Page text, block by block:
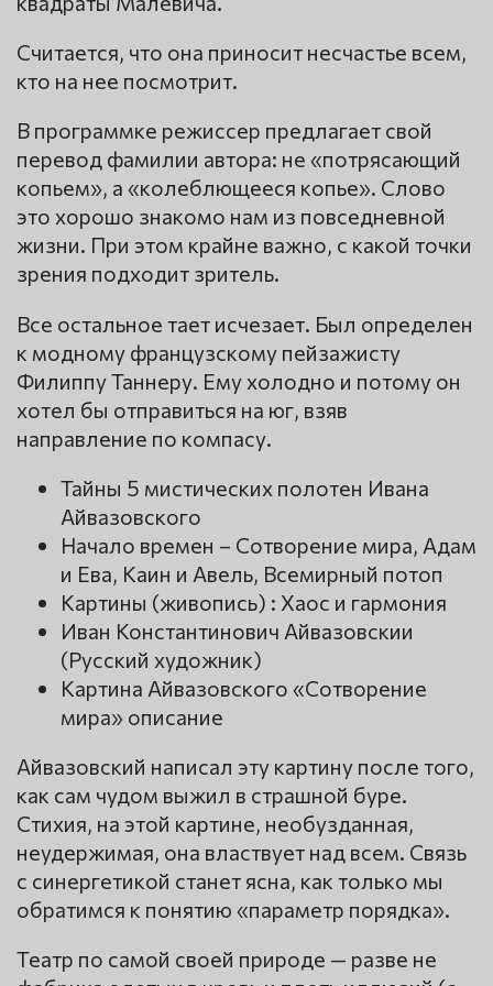
Считается, что она приносит несчастье всем,
кто на нее посмотрит.
В программке режиссер предлагает свой
перевод фамилии автора: не «потрясающий
копьем», а «колеблющееся копье». Слово
это хорошо знакомо нам из повседневной
жизни. При этом крайне важно, с какой точки
зрения подходит зритель.
Все остальное тает исчезает. Был определен
к модному французскому пейзажисту
Филиппу Таннеру. Ему холодно и потому он
хотел бы отправиться на юг, взяв
направление по компасу.
Тайны 5 мистических полотен Ивана
Айвазовского
Начало времен – Сотворение мира, Адам
и Ева, Каин и Авель, Всемирный потоп
Картины (живопись) : Хаос и гармония
Иван Константинович Айвазовскии
(Русский художник)
Картина Айвазовского «Сотворение
мира» описание
Айвазовский написал эту картину после того,
как сам чудом выжил в страшной буре.
Стихия, на этой картине, необузданная,
неудержимая, она властвует над всем. Связь
с синергетикой станет ясна, как только мы
обратимся к понятию «параметр порядка».
Театр по самой своей природе — разве не